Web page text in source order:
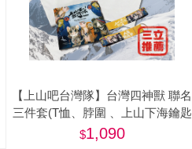
【上山吧台灣隊】台灣四神獸 聯名
三件套(T恤、脖圍 、上山下海鑰匙
圈)
1,090